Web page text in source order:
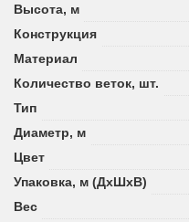
Высота, м
Конструкция
Материал
Количество веток, шт.
Тип
Диаметр, м
Цвет
Упаковка, м (ДхШхВ)
Вес
ВАКАНСИИ